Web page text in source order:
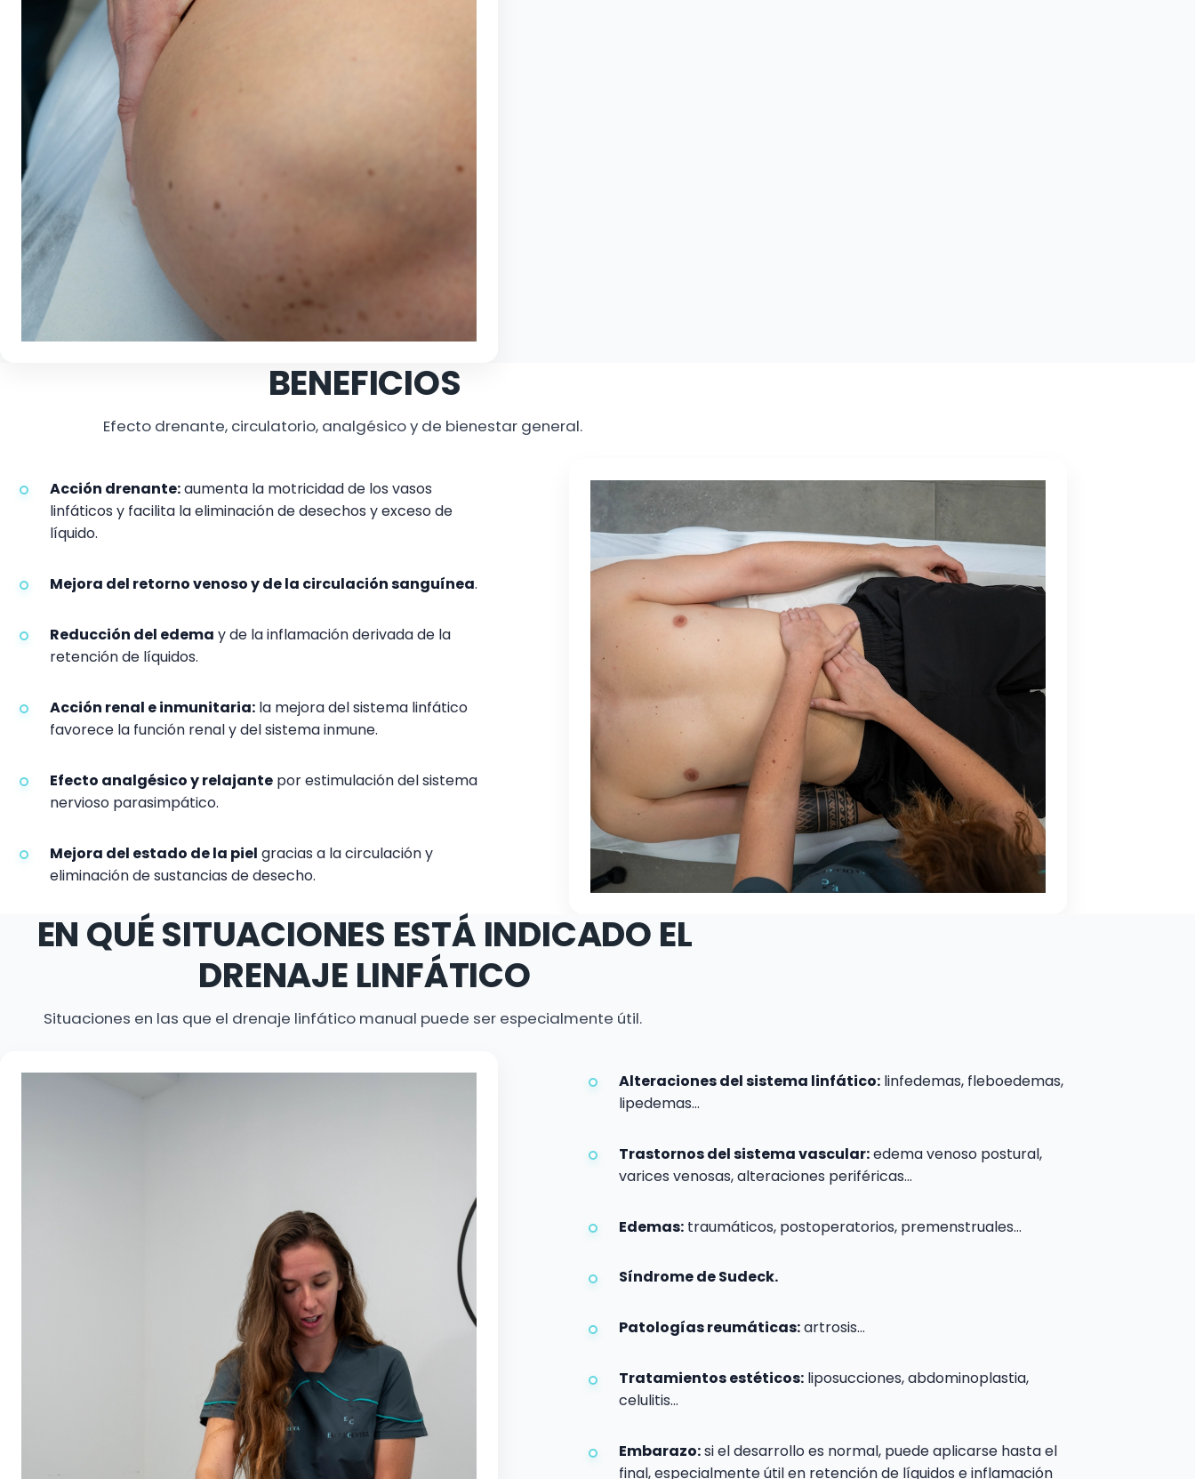
BENEFICIOS
Efecto drenante, circulatorio, analgésico y de bienestar general.
Acción drenante:aumenta la motricidad de los vasos
linfáticos y facilita la eliminación de desechos y exceso de
líquido.
Mejora del retorno venoso y de la circulación sanguínea.
Reducción del edema y de la inflamación derivada de la
retención de líquidos.
Acción renal e inmunitaria: la mejora del sistema linfático
favorece la función renal y del sistema inmune.
Efecto analgésico y relajante por estimulación del sistema
nervioso parasimpático.
Mejora del estado de la piel gracias a la circulación y
eliminación de sustancias de desecho.
EN QUÉ SITUACIONES ESTÁ INDICADO EL
DRENAJE LINFÁTICO
Situaciones en las que el drenaje linfático manual puede ser especialmente útil.
Alteraciones del sistema linfático: linfedemas, fleboedemas,
lipedemas…
Trastornos del sistema vascular:edema venoso postural,
varices venosas, alteraciones periféricas…
Edemas: traumáticos, postoperatorios, premenstruales…
Síndrome de Sudeck.
Patologías reumáticas:artrosis…
Tratamientos estéticos: liposucciones, abdominoplastia,
celulitis…
Embarazo:si el desarrollo es normal, puede aplicarse hasta el
final, especialmente útil en retención de líquidos e inflamación